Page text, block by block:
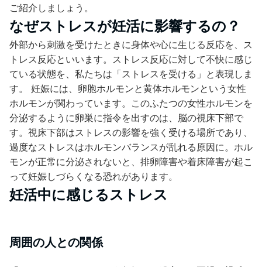
ご紹介しましょう。
なぜストレスが妊活に影響するの？
外部から刺激を受けたときに身体や心に生じる反応を、ス
トレス反応といいます。ストレス反応に対して不快に感じ
ている状態を、私たちは「ストレスを受ける」と表現しま
す。 妊娠には、卵胞ホルモンと黄体ホルモンという女性
ホルモンが関わっています。このふたつの女性ホルモンを
分泌するように卵巣に指令を出すのは、脳の視床下部で
す。視床下部はストレスの影響を強く受ける場所であり、
過度なストレスはホルモンバランスが乱れる原因に。ホル
モンが正常に分泌されないと、排卵障害や着床障害が起こ
って妊娠しづらくなる恐れがあります。
妊活中に感じるストレス
周囲の人との関係